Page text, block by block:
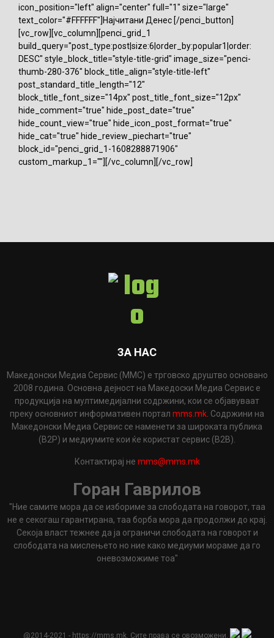
icon_position="left" align="center" full="1" size="large"
text_color="#FFFFFF"]Најчитани Денес [/penci_button]
[vc_row][vc_column][penci_grid_1
build_query="post_type:post|size:6|order_by:popular1|order:
DESC" style_block_title="style-title-grid" image_size="penci-
thumb-280-376" block_title_align="style-title-left"
post_standard_title_length="12"
block_title_font_size="14px" post_title_font_size="12px"
hide_comment="true" hide_post_date="true"
hide_count_view="true" hide_icon_post_format="true"
hide_cat="true" hide_review_piechart="true"
block_id="penci_grid_1-1608288871906"
custom_markup_1=""][/vc_column][/vc_row]
ЗА НАС
Македонски Медиа Сервис (ММС) е трговско друштво основано
2008 година. Основна дејност на Македоски Медиа Сервис е
продукција на мултимедијални содржини, кои се објавуваат
преку основниот информативен портал mms.mk . Содржини на
Македонски Медиа Сервис се наменети за широката публика
(B2P) и медиумите кои ќе користат сервис (B2B).
Контактирај не mms@mms.mk
Горан Гаврилов
"Ние самите мора да се избориме за слободата на говорот, таа
не е секогаш гарантирана, таа борба мора да продолжи до крај.
Секоја власт тежнее да ја ограничи слободата на говорот и
слободата на мислењето но ние како медиуми мораме да го
оневозможиме тоа"
@2014-2021 - https://mms.mk. Сите права се овозможени.